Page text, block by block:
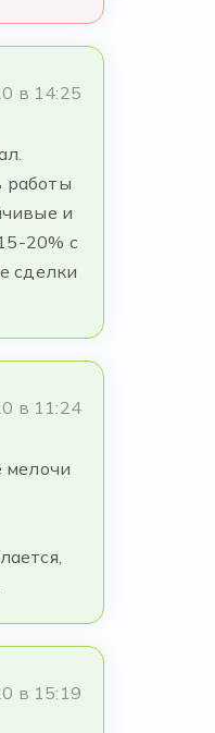
в 14:25
работы
и
20% с
сделки
в 11:24
мелочи
в 15:19